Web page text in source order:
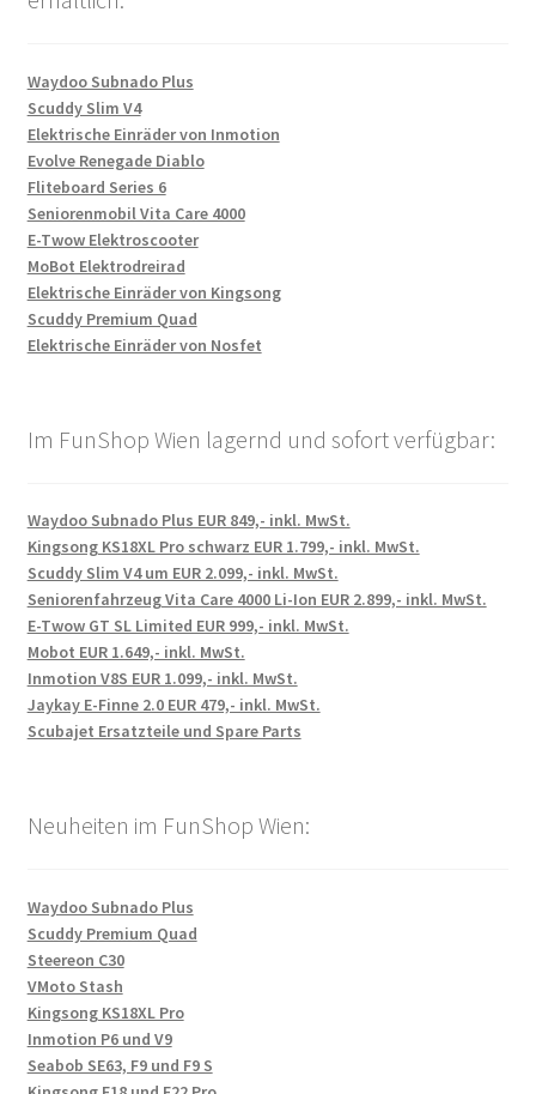
Waydoo Subnado Plus
Scuddy Slim V4
Elektrische Einräder von Inmotion
Evolve Renegade Diablo
Fliteboard Series 6
Seniorenmobil Vita Care 4000
E-Twow Elektroscooter
MoBot Elektrodreirad
Elektrische Einräder von Kingsong
Scuddy Premium Quad
Elektrische Einräder von Nosfet
Im FunShop Wien lagernd und sofort verfügbar:
Waydoo Subnado Plus EUR 849,- inkl. MwSt.
Kingsong KS18XL Pro schwarz EUR 1.799,- inkl. MwSt.
Scuddy Slim V4 um EUR 2.099,- inkl. MwSt.
Seniorenfahrzeug Vita Care 4000 Li-Ion EUR 2.899,- inkl. MwSt.
E-Twow GT SL Limited EUR 999,- inkl. MwSt.
Mobot EUR 1.649,- inkl. MwSt.
Inmotion V8S EUR 1.099,- inkl. MwSt.
Jaykay E-Finne 2.0 EUR 479,- inkl. MwSt.
Scubajet Ersatzteile und Spare Parts
Neuheiten im FunShop Wien:
Waydoo Subnado Plus
Scuddy Premium Quad
Steereon C30
VMoto Stash
Kingsong KS18XL Pro
Inmotion P6 und V9
Seabob SE63, F9 und F9 S